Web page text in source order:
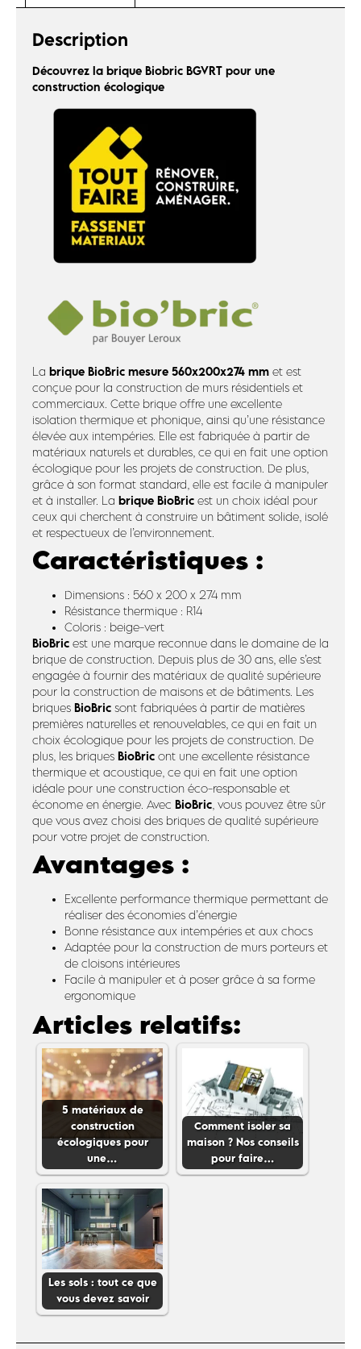
Description
Découvrez la brique Biobric BGVRT pour une
construction écologique
La brique BioBric mesure 560x200x274 mm et est
conçue pour la construction de murs résidentiels et
commerciaux. Cette brique offre une excellente
isolation thermique et phonique, ainsi qu’une résistance
élevée aux intempéries. Elle est fabriquée à partir de
matériaux naturels et durables, ce qui en fait une option
écologique pour les projets de construction. De plus,
grâce à son format standard, elle est facile à manipuler
et à installer. La brique BioBric est un choix idéal pour
ceux qui cherchent à construire un bâtiment solide, isolé
et respectueux de l’environnement.
Caractéristiques :
Dimensions : 560 x 200 x 274 mm
Résistance thermique : R14
Coloris : beige-vert
BioBric est une marque reconnue dans le domaine de la
brique de construction. Depuis plus de 30 ans, elle s’est
engagée à fournir des matériaux de qualité supérieure
pour la construction de maisons et de bâtiments. Les
briques BioBric sont fabriquées à partir de matières
premières naturelles et renouvelables, ce qui en fait un
choix écologique pour les projets de construction. De
plus, les briques BioBric ont une excellente résistance
thermique et acoustique, ce qui en fait une option
idéale pour une construction éco-responsable et
économe en énergie. Avec BioBric , vous pouvez être sûr
que vous avez choisi des briques de qualité supérieure
pour votre projet de construction.
Avantages :
Excellente performance thermique permettant de
réaliser des économies d’énergie
Bonne résistance aux intempéries et aux chocs
Adaptée pour la construction de murs porteurs et
de cloisons intérieures
Facile à manipuler et à poser grâce à sa forme
ergonomique
Articles relatifs:
5 matériaux de
construction
écologiques pour
une…
Comment isoler sa
maison ? Nos conseils
pour faire…
Les sols : tout ce que
vous devez savoir